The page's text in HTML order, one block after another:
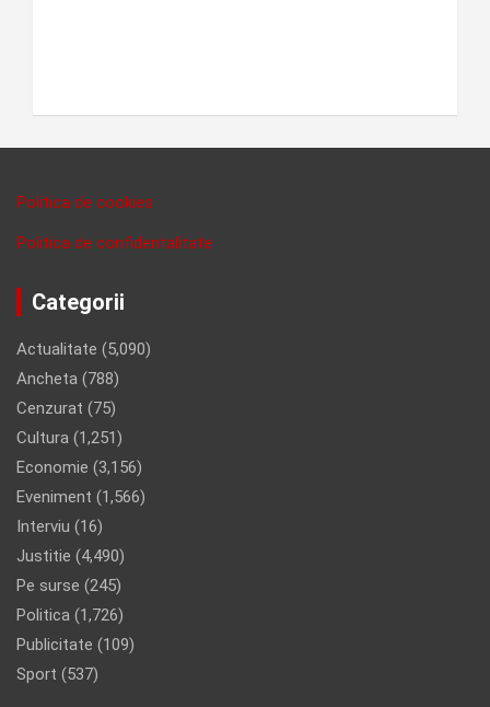
Politica de cookies
Politica de confidentalitate
Categorii
Actualitate (5,090)
Ancheta (788)
Cenzurat (75)
Cultura (1,251)
Economie (3,156)
Eveniment (1,566)
Interviu (16)
Justitie (4,490)
Pe surse (245)
Politica (1,726)
Publicitate (109)
Sport (537)